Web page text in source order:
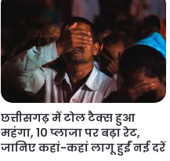
छत्तीसगढ़ में टोल टैक्स हुआ
महंगा, 10 प्लाजा पर बढ़ा रेट,
जानिए कहां-कहां लागू हुईं नई दरें